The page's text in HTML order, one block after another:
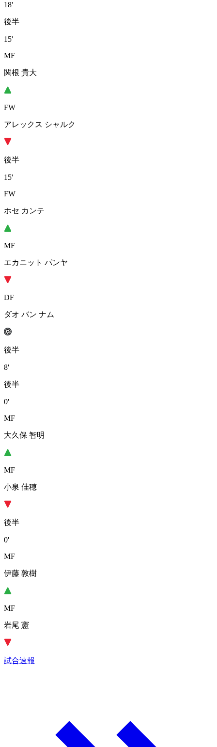
18'
後半
15'
MF
関根 貴大
FW
アレックス シャルク
後半
15'
FW
ホセ カンテ
MF
エカニット パンヤ
DF
ダオ バン ナム
後半
8'
後半
0'
MF
大久保 智明
MF
小泉 佳穂
後半
0'
MF
伊藤 敦樹
MF
岩尾 憲
試合速報